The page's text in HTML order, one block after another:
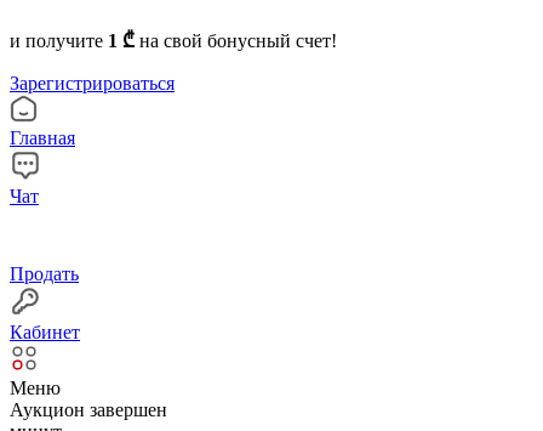
и получите 1 ₾ на свой бонусный счет!
Зарегистрироваться
Главная
Чат
Продать
Кабинет
Меню
Аукцион завершен